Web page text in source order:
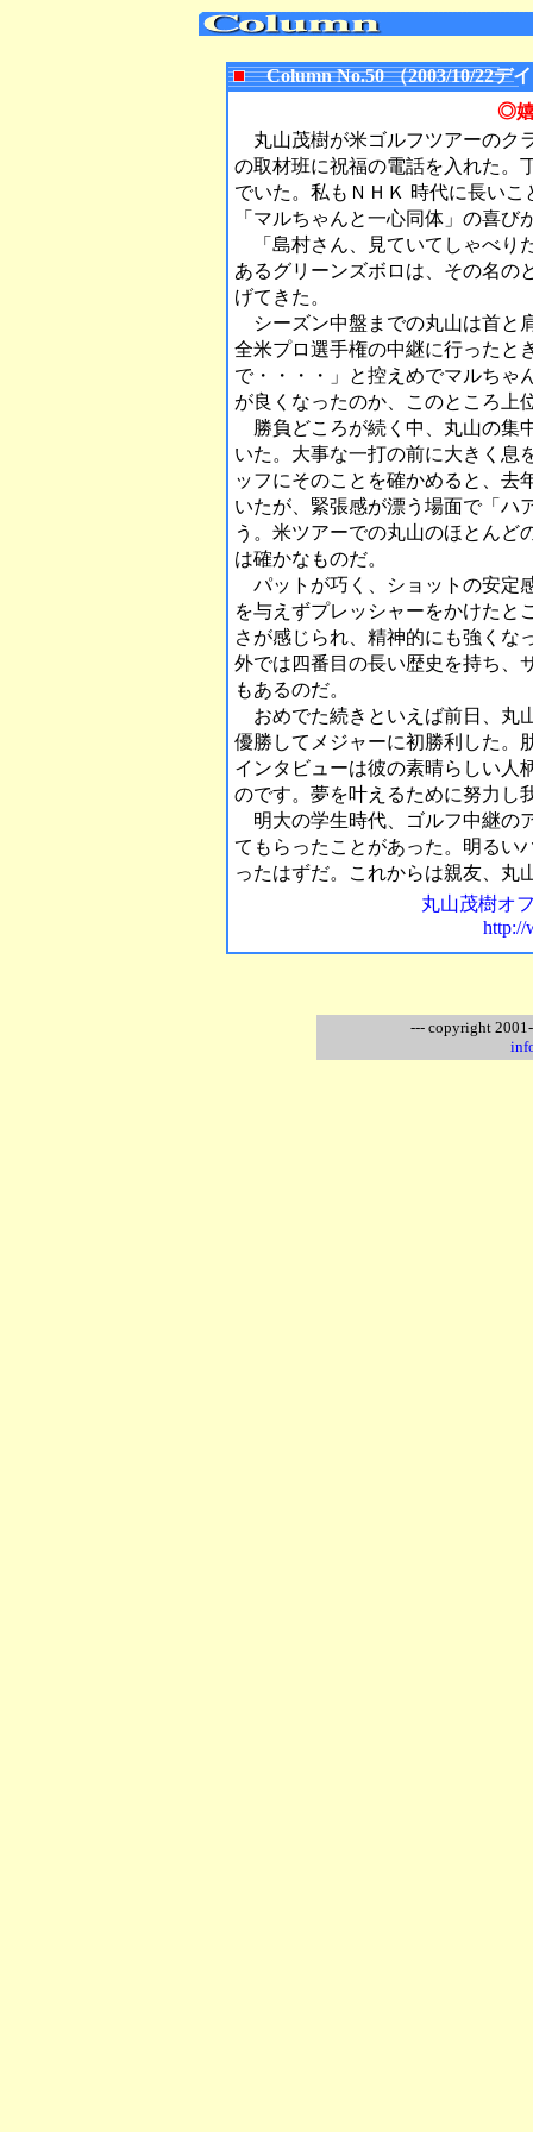
Column No.50 （2003/10/22デ
◎嬉
丸山茂樹が米ゴルフツアーのク
の取材班に祝福の電話を入れた。
でいた。私もＮＨＫ 時代に長い
「マルちゃんと一心同体」の喜び
「島村さん、見ていてしゃべり
あるグリーンズボロは、その名の
げてきた。
シーズン中盤までの丸山は首と
全米プロ選手権の中継に行ったと
で・・・・」と控えめでマルちゃ
が良くなったのか、このところ上
勝負どころが続く中、丸山の集
いた。大事な一打の前に大きく息
ッフにそのことを確かめると、去
いたが、緊張感が漂う場面で「ハ
う。米ツアーでの丸山のほとんど
は確かなものだ。
パットが巧く、ショットの安定
を与えずプレッシャーをかけたと
さが感じられ、精神的にも強くな
外では四番目の長い歴史を持ち、
もあるのだ。
おめでた続きといえば前日、丸
優勝してメジャーに初勝利した。
インタビューは彼の素晴らしい人
のです。夢を叶えるために努力し
明大の学生時代、ゴルフ中継の
てもらったことがあった。明るい
ったはずだ。これからは親友、丸
丸山茂樹オ
http://
--- copyright